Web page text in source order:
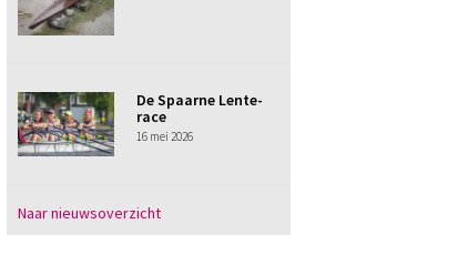
De Spaarne Lente-
race
16 mei 2026
Naar nieuwsoverzicht